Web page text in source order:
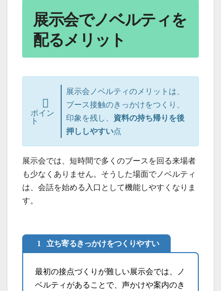
展示会でノベルティを
配るメリット
ポイン
ト
展示会ノベルティのメリットは、
ブース接触のきっかけをつくり、
印象を残し、 資料の持ち帰りを後
押ししやすい点
展示会では、短時間で多くのブースを回る来場者
も少なくありません。そうした場面でノベルティ
は、会話を始める入口として機能しやすくなりま
す。
立ち寄るきっかけをつくりやすい
最初の接点づくりが難しい展示会では、ノ
ベルティがあることで、声かけや案内のき